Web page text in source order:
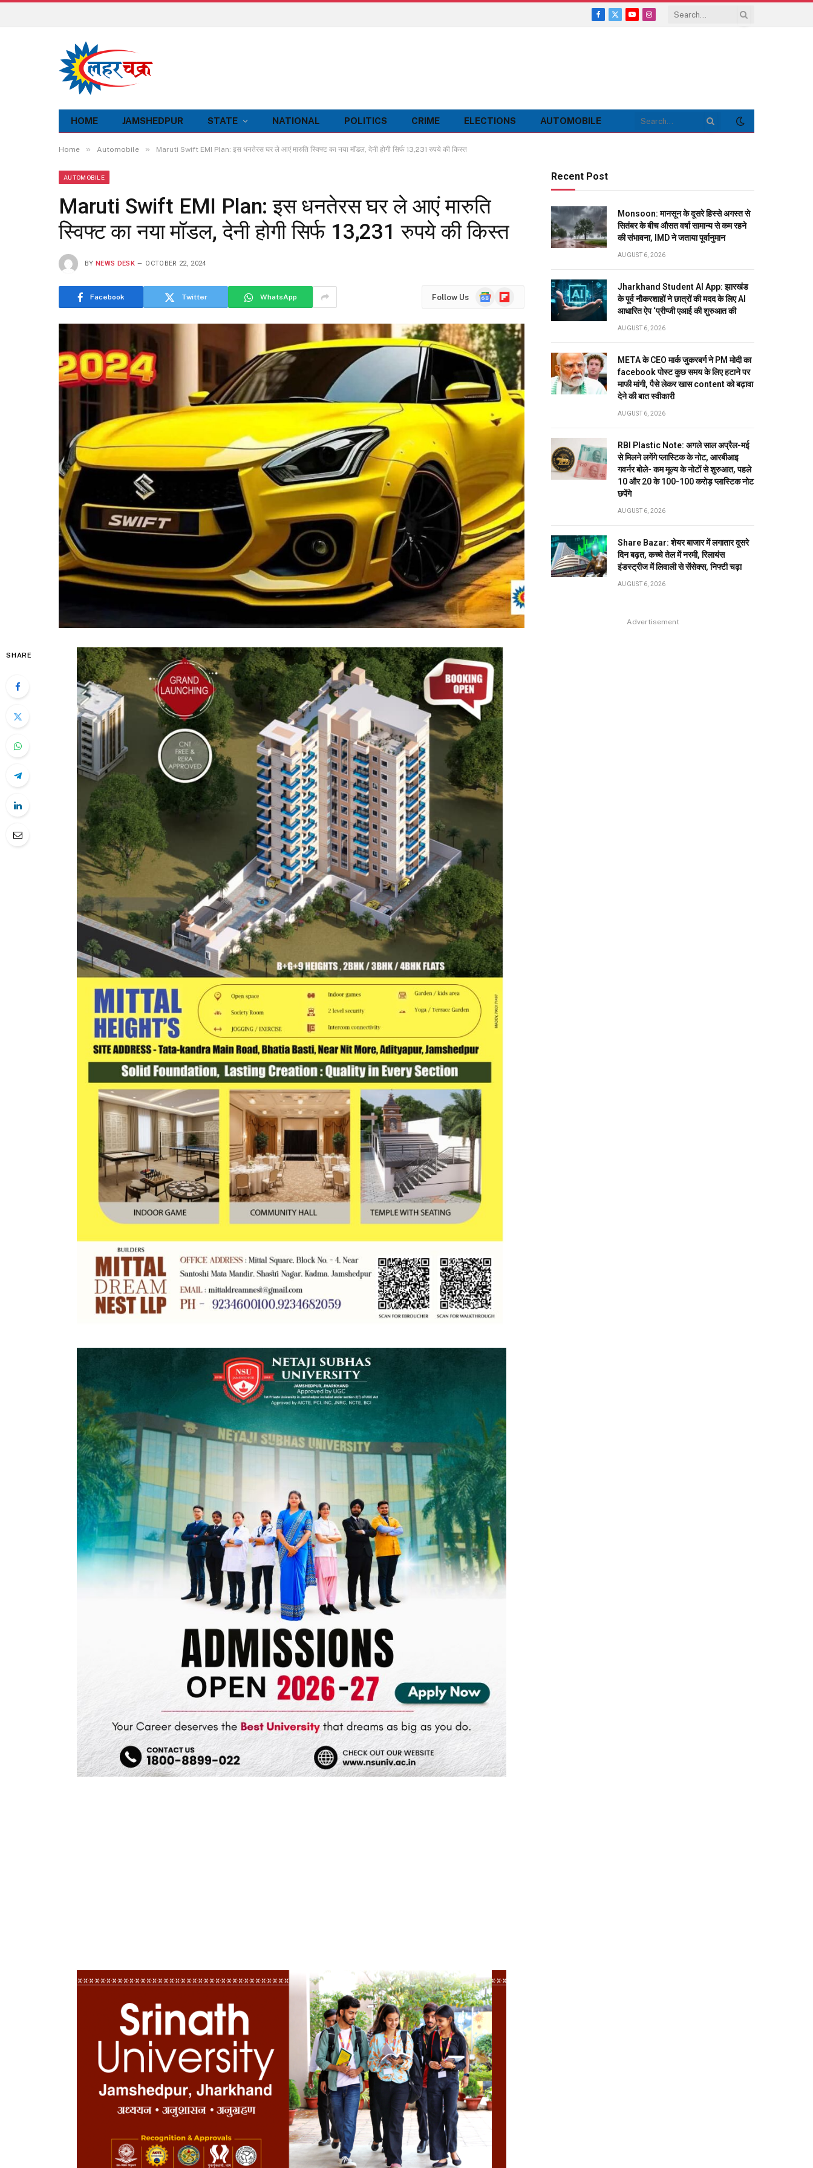
Facebook
X
YouTubeInstagram
HOME JAMSHEDPUR STATE NATIONAL POLITICS CRIME ELECTIONS AUTOMOBILE
Home » Automobile » Maruti Swift EMI Plan: इस धनतेरस घर ले आएं मारुति स्विफ्ट का नया मॉडल, देनी होगी सिर्फ 13,231 रुपये की किस्त
AUTOMOBILE
Maruti Swift EMI Plan: इस धनतेरस घर ले आएं मारुति
स्विफ्ट का नया मॉडल, देनी होगी सिर्फ 13,231 रुपये की किस्त
BY NEWS DESK OCTOBER 22, 2024
Facebook Twitter WhatsApp Follow Us
GoogleFlipboard
SHARE
Recent Post
Monsoon: मानसून के दूसरे हिस्से अगस्त से
सितंबर के बीच औसत वर्षा सामान्य से कम रहने
की संभावना, IMD ने जताया पूर्वानुमान
AUGUST 6, 2026
Jharkhand Student AI App: झारखंड
के पूर्व नौकरशाहों ने छात्रों की मदद के लिए AI
आधारित ऐप ‘प्रीप्जी एआई की शुरुआत की
AUGUST 6, 2026
META के CEO मार्क जुकरबर्ग ने PM मोदी का
facebook पोस्ट कुछ समय के लिए हटाने पर
माफी मांगी, पैसे लेकर खास content को बढ़ावा
देने की बात स्वीकारी
AUGUST 6, 2026
RBI Plastic Note: अगले साल अप्रैल-मई
से मिलने लगेंगे प्लास्टिक के नोट, आरबीआइ
गवर्नर बोले- कम मूल्य के नोटों से शुरुआत, पहले
10 और 20 के 100-100 करोड़ प्लास्टिक नोट
छपेंगे
AUGUST 6, 2026
Share Bazar: शेयर बाजार में लगातार दूसरे
दिन बढ़त, कच्चे तेल में नरमी, रिलायंस
इंडस्ट्रीज में लिवाली से सेंसेक्स, निफ्टी चढ़ा
AUGUST 6, 2026
Advertisement